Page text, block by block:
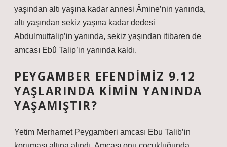
yaşından altı yaşına kadar annesi Âmine’nin yanında,
altı yaşından sekiz yaşına kadar dedesi
Abdulmuttalip’in yanında, sekiz yaşından itibaren de
amcası Ebû Talip’in yanında kaldı.
PEYGAMBER EFENDIMIZ 9.12
YAŞLARINDA KIMIN YANINDA
YAŞAMIŞTIR?
Yetim Merhamet Peygamberi amcası Ebu Talib’in